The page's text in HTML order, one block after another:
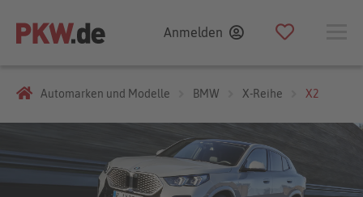
Anmelden
Automarken und Modelle BMW X-Reihe X2